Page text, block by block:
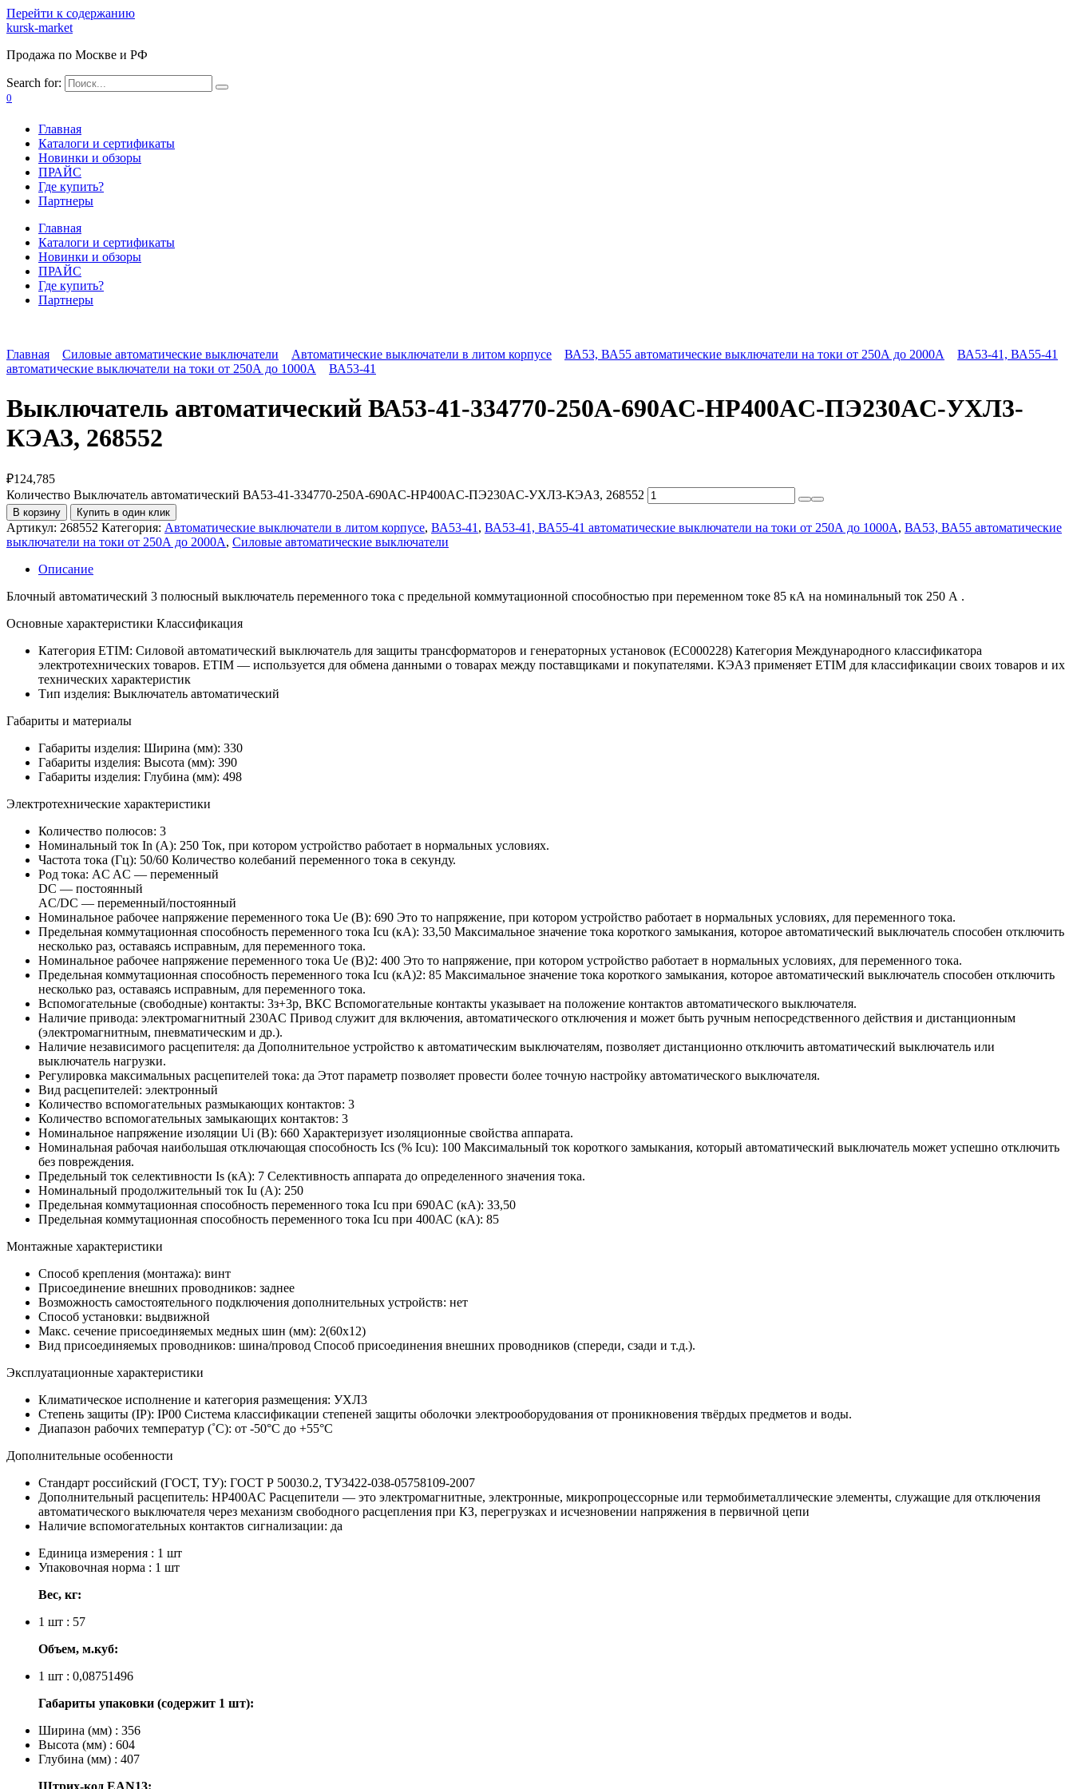
Перейти к содержанию
kursk-market
Продажа по Москве и РФ
Search for:
0
Главная
Каталоги и сертификаты
Новинки и обзоры
ПРАЙС
Где купить?
Партнеры
Главная
Каталоги и сертификаты
Новинки и обзоры
ПРАЙС
Где купить?
Партнеры
Главная Силовые автоматические выключатели Автоматические выключатели в литом корпусе ВА53, ВА55 автоматические выключатели на токи от 250А до 2000А
ВА53-41, ВА55-41
автоматические выключатели на токи от 250А до 1000А
ВА53-41
Выключатель автоматический ВА53-41-334770-250А-690AC-НР400AC-ПЭ230AC-УХЛ3-
КЭАЗ, 268552
₽124,785
Количество Выключатель автоматический ВА53-41-334770-250А-690AC-НР400AC-ПЭ230AC-УХЛ3-КЭАЗ, 268552
В корзину Купить в один клик
Артикул: 268552 Категория: Автоматические выключатели в литом корпусе, ВА53-41 , ВА53-41, ВА55-41 автоматические выключатели на токи от 250А до 1000А, ВА53, ВА55 автоматические
выключатели на токи от 250А до 2000А, Силовые автоматические выключатели
Описание
Блочный автоматический 3 полюсный выключатель переменного тока с предельной коммутационной способностью при переменном токе 85 кА на номинальный ток 250 А .
Основные характеристики Классификация
Категория ETIM: Силовой автоматический выключатель для защиты трансформаторов и генераторных установок (EC000228) Категория Международного классификатора
электротехнических товаров. ETIM — используется для обмена данными о товарах между поставщиками и покупателями. КЭАЗ применяет ETIM для классификации своих товаров и их
технических характеристик
Тип изделия: Выключатель автоматический
Габариты и материалы
Габариты изделия: Ширина (мм): 330
Габариты изделия: Высота (мм): 390
Габариты изделия: Глубина (мм): 498
Электротехнические характеристики
Количество полюсов: 3
Номинальный ток In (А): 250 Ток, при котором устройство работает в нормальных условиях.
Частота тока (Гц): 50/60 Количество колебаний переменного тока в секунду.
Род тока: AC AC — переменный
DC — постоянный
AC/DC — переменный/постоянный
Номинальное рабочее напряжение переменного тока Ue (В): 690 Это то напряжение, при котором устройство работает в нормальных условиях, для переменного тока.
Предельная коммутационная способность переменного тока Icu (кА): 33,50 Максимальное значение тока короткого замыкания, которое автоматический выключатель способен отключить
несколько раз, оставаясь исправным, для переменного тока.
Номинальное рабочее напряжение переменного тока Ue (В)2: 400 Это то напряжение, при котором устройство работает в нормальных условиях, для переменного тока.
Предельная коммутационная способность переменного тока Icu (кА)2: 85 Максимальное значение тока короткого замыкания, которое автоматический выключатель способен отключить
несколько раз, оставаясь исправным, для переменного тока.
Вспомогательные (свободные) контакты: 3з+3р, ВКС Вспомогательные контакты указывает на положение контактов автоматического выключателя.
Наличие привода: электромагнитный 230AC Привод служит для включения, автоматического отключения и может быть ручным непосредственного действия и дистанционным
(электромагнитным, пневматическим и др.).
Наличие независимого расцепителя: да Дополнительное устройство к автоматическим выключателям, позволяет дистанционно отключить автоматический выключатель или
выключатель нагрузки.
Регулировка максимальных расцепителей тока: да Этот параметр позволяет провести более точную настройку автоматического выключателя.
Вид расцепителей: электронный
Количество вспомогательных размыкающих контактов: 3
Количество вспомогательных замыкающих контактов: 3
Номинальное напряжение изоляции Ui (В): 660 Характеризует изоляционные свойства аппарата.
Номинальная рабочая наибольшая отключающая способность Ics (% Icu): 100 Максимальный ток короткого замыкания, который автоматический выключатель может успешно отключить
без повреждения.
Предельный ток селективности Is (кА): 7 Селективность аппарата до определенного значения тока.
Номинальный продолжительный ток Iu (А): 250
Предельная коммутационная способность переменного тока Icu при 690AC (кА): 33,50
Предельная коммутационная способность переменного тока Icu при 400АС (кА): 85
Монтажные характеристики
Способ крепления (монтажа): винт
Присоединение внешних проводников: заднее
Возможность самостоятельного подключения дополнительных устройств: нет
Способ установки: выдвижной
Макс. сечение присоединяемых медных шин (мм): 2(60х12)
Вид присоединяемых проводников: шина/провод Способ присоединения внешних проводников (спереди, сзади и т.д.).
Эксплуатационные характеристики
Климатическое исполнение и категория размещения: УХЛ3
Степень защиты (IP): IP00 Система классификации степеней защиты оболочки электрооборудования от проникновения твёрдых предметов и воды.
Диапазон рабочих температур (˚С): от -50°С до +55°С
Дополнительные особенности
Стандарт российский (ГОСТ, ТУ): ГОСТ Р 50030.2, ТУ3422-038-05758109-2007
Дополнительный расцепитель: НР400AC Расцепители — это электромагнитные, электронные, микропроцессорные или термобиметаллические элементы, служащие для отключения
автоматического выключателя через механизм свободного расцепления при КЗ, перегрузках и исчезновении напряжения в первичной цепи
Наличие вспомогательных контактов сигнализации: да
Единица измерения : 1 шт
Упаковочная норма : 1 шт
Вес, кг:
1 шт : 57
Объем, м.куб:
1 шт : 0,08751496
Габариты упаковки (содержит 1 шт):
Ширина (мм) : 356
Высота (мм) : 604
Глубина (мм) : 407